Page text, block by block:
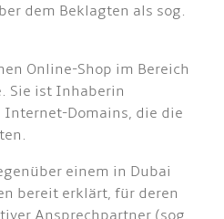
dem Beklagten als sog.
Online-Shop im Bereich
Sie ist Inhaberin
Domains, die die
einem in Dubai
bereit erklärt, für deren
Ansprechpartner (sog.